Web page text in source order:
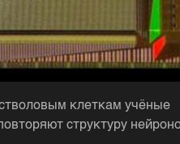
клеткам учёные
структуру